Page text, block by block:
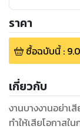
ราคา
ซื้อฉบับนี้:
เกี่ยวกับ
งานบางงานอย่าเ
ทำให้เสียโอกาสใ